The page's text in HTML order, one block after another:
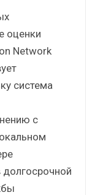
оценки
Network
система
с